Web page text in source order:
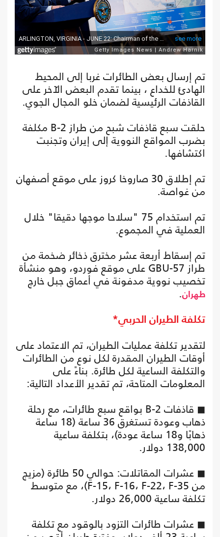
تم إرسال بعض الطائرات غربا إلى المحيط
الهادئ للخداع ، بينما تقدم البعض الآخر على
القاذفات الرئيسية لضمان خلو المجال الجوي.
حلقت سبع قاذفات شبح من طراز B-2 مكلفة
بضرب المواقع النووية إلى إيران وتجنبت
اكتشافها.
تم إطلاق 30 صاروخا كروز على موقع أصفهان
من غواصة.
تم استخدام 75 "سلاحا موجها دقيقا" خلال
العملية في المجموع.
تم إسقاط أربعة عشر مخترق ذخائر ضخمة من
طراز GBU-57 على موقع فوردو، وهو منشأة
تخصيب نووية مدفونة في أعماق جبل خارج
طهران.
تكلفة الطيران الحربي*
لتقدير تكلفة عمليات الطيران، تم الاعتماد على
أوقات الطيران المقدرة لكل نوع من الطائرات
والتكلفة الساعية لكل طائرة. بناءً على
المعلومات المتاحة، تم تقدير الأعداد التالية:
◼ قاذفات B-2 بواقع سبع طائرات، مع رحلة
ذهاب وعودة تستغرق 36 ساعة (18 ساعة
ذهابًا و18 ساعة عودة)، بتكلفة ساعية
138,000 دولار.
◼ عشرات المقاتلات: حوالي 50 طائرة (مزيج
من F-15، F-16، F-22، F-35)، مع متوسط
تكلفة ساعية 26,000 دولار.
◼ عشرات طائرات التزود بالوقود مع تكلفة